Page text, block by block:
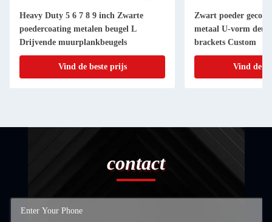
Heavy Duty 5 6 7 8 9 inch Zwarte
poedercoating metalen beugel L
Drijvende muurplankbeugels
Vind de beste prijs
Zwart poeder gecoat
metaal U-vorm deur
brackets Custom
Vind de
contact